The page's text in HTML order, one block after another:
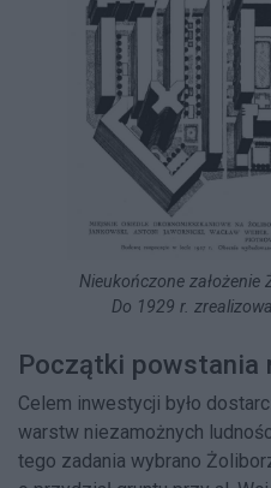
Nieukończone
Do 1929 r.
Początki powstania
Celem inwestycji było
warstw niezamożnych
tego zadania wybrano